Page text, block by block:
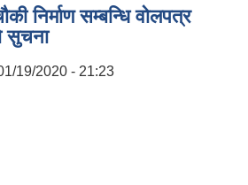
निर्माण सम्बन्धि वोलपत्र
सुचना
19/2020 - 21:23